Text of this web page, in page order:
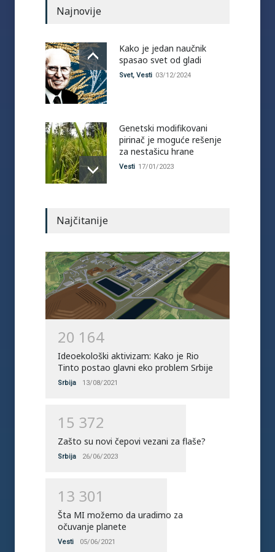
Najnovije
Kako je jedan naučnik
spasao svet od gladi
Svet, Vesti 03/12/2024
Genetski modifikovani
pirinač je moguće rešenje
za nestašicu hrane
Vesti 17/01/2023
Najčitanije
20 1 64
Ideoekološki aktivizam: Kako je Rio
Tinto postao glavni eko problem Srbije
Srbija 13/08/2021
1 5 372
Zašto su novi čepovi vezani za flaše?
Srbija 26/06/2023
1 3 301
Šta MI možemo da uradimo za
očuvanje planete
Vesti 05/06/2021